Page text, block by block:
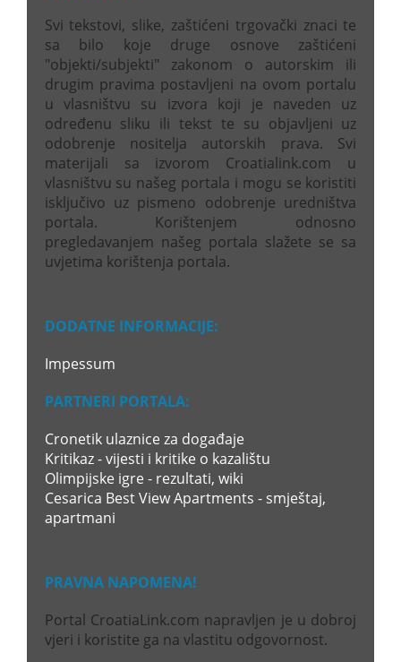
Svi tekstovi, slike, zaštićeni trgovački znaci te
sa bilo koje druge osnove zaštićeni
"objekti/subjekti" zakonom o autorskim ili
drugim pravima postavljeni na ovom portalu
u vlasništvu su izvora koji je naveden uz
određenu sliku ili tekst te su objavljeni uz
odobrenje nositelja autorskih prava. Svi
materijali sa izvorom Croatialink.com u
vlasništvu su našeg portala i mogu se koristiti
isključivo uz pismeno odobrenje uredništva
portala. Korištenjem odnosno
pregledavanjem našeg portala slažete se sa
uvjetima korištenja portala.
DODATNE INFORMACIJE:
Impessum
PARTNERI PORTALA:
Cronetik ulaznice za događaje
Kritikaz - vijesti i kritike o kazalištu
Olimpijske igre - rezultati, wiki
Cesarica Best View Apartments - smještaj,
apartmani
PRAVNA NAPOMENA!
Portal CroatiaLink.com napravljen je u dobroj
vjeri i koristite ga na vlastitu odgovornost.